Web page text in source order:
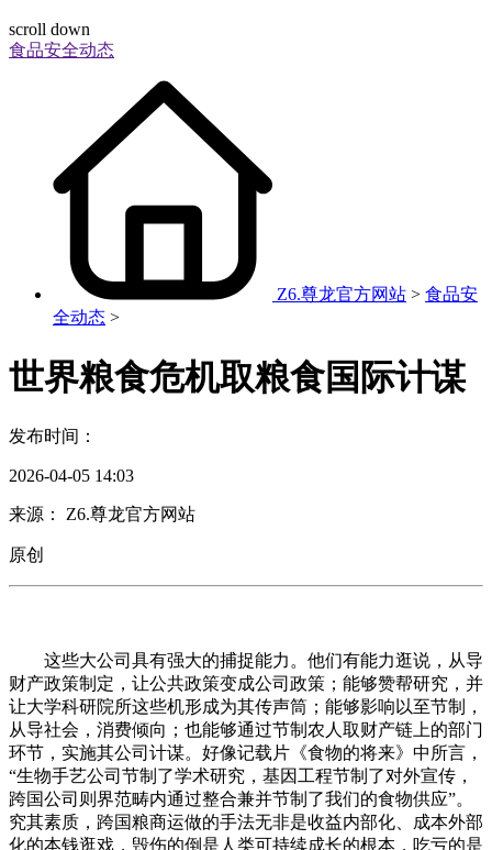
scroll down
食品安全动态
Z6.尊龙官方网站 > 食品安
全动态 >
世界粮食危机取粮食国际计谋
发布时间：
2026-04-05 14:03
来源： Z6.尊龙官方网站
原创
这些大公司具有强大的捕捉能力。他们有能力逛说，从导
财产政策制定，让公共政策变成公司政策；能够赞帮研究，并
让大学科研院所这些机形成为其传声筒；能够影响以至节制，
从导社会，消费倾向；也能够通过节制农人取财产链上的部门
环节，实施其公司计谋。好像记载片《食物的将来》中所言，
“生物手艺公司节制了学术研究，基因工程节制了对外宣传，
跨国公司则界范畴内通过整合兼并节制了我们的食物供应”。
究其素质，跨国粮商运做的手法无非是收益内部化、成本外部
化的本钱逛戏，毁伤的倒是人类可持续成长的根本，吃亏的是